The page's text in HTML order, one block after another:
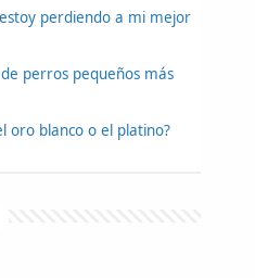
perdiendo a mi mejor
perros pequeños más
oro blanco o el platino?